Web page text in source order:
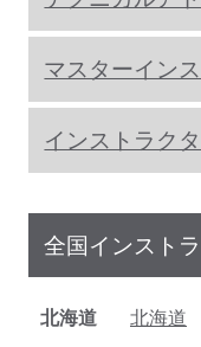
マスターイン
インストラク
全国インスト
北海道
北海道